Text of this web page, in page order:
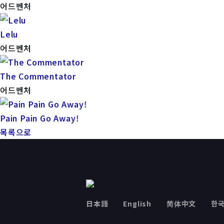
어드벤처
Lelu
어드벤처
The Commentator
어드벤처
Pain Pain Go Away!
목록으로
日本語 English 简体中文 한